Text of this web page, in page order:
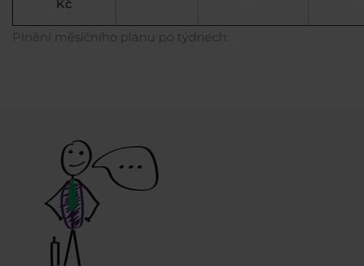
Plnění měsíčního plánu po týdnech:
Kč